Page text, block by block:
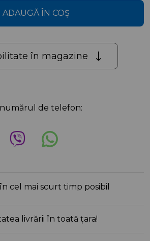
ADAUGĂ ÎN COȘ
în magazine
de telefon:
cel mai scurt timp posibil
livrării în toată țara!